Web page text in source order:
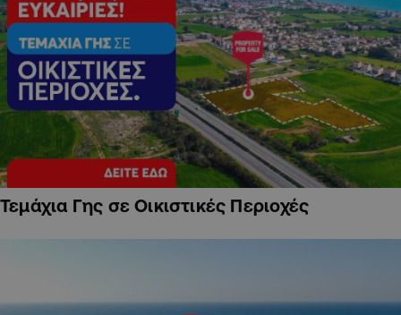
Τεμάχια Γης σε Οικιστικές Περιοχές